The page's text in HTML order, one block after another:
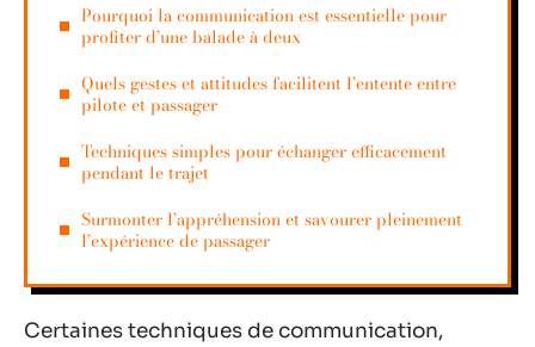
Pourquoi la communication est essentielle pour
profiter d’une balade à deux
Quels gestes et attitudes facilitent l’entente entre
pilote et passager
Techniques simples pour échanger efficacement
pendant le trajet
Surmonter l’appréhension et savourer pleinement
l’expérience de passager
Certaines techniques de communication,